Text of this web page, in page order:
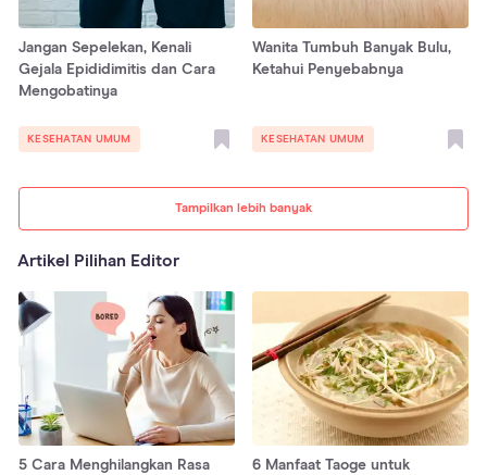
Tampilkan lebih banyak
Jangan Sepelekan, Kenali
Gejala Epididimitis dan Cara
Mengobatinya
KESEHATAN UMUM
Wanita Tumbuh Banyak Bulu,
Ketahui Penyebabnya
KESEHATAN UMUM
Artikel Pilihan Editor
5 Cara Menghilangkan Rasa
6 Manfaat Taoge untuk